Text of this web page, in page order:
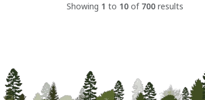
Showing 1 to 10 of 700 results